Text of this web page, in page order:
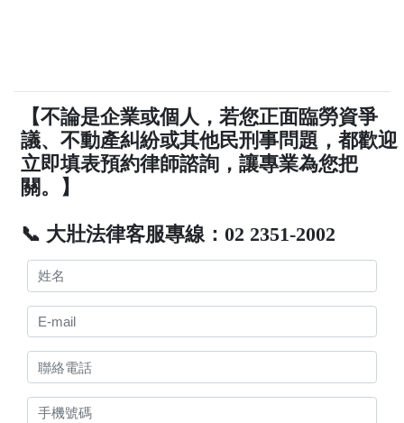
【不論是企業或個人，若您正面臨勞資爭
議、不動產糾紛或其他民刑事問題，都歡迎
立即填表預約律師諮詢，讓專業為您把
關。】
📞 大壯法律客服專線：02 2351-2002